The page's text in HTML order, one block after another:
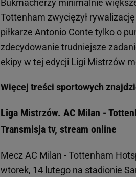
Bukmacherzy minimalnie
Tottenham zwyciężył
piłkarze Antonio Conte tylko o
zdecydowanie trudniejsze
ekipy w tej edycji Ligi Mistrzów
Więcej treści sportowych
Liga Mistrzów. AC Milan -
Transmisja tv, stream online
Mecz AC Milan - Tottenham
wtorek, 14 lutego na stadionie